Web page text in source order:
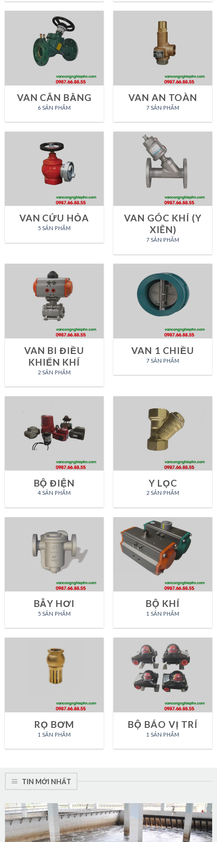
VAN CÂN BẰNG
6 SẢN PHẨM
VAN AN TOÀN
7 SẢN PHẨM
VAN CỨU HỎA
5 SẢN PHẨM
VAN GÓC KHÍ (Y
XIÊN)
7 SẢN PHẨM
VAN BI ĐIỀU
KHIỂN KHÍ
2 SẢN PHẨM
VAN 1 CHIỀU
7 SẢN PHẨM
BỘ ĐIỆN
4 SẢN PHẨM
Y LỌC
2 SẢN PHẨM
BẪY HƠI
5 SẢN PHẨM
BỘ KHÍ
1 SẢN PHẨM
RỌ BƠM
1 SẢN PHẨM
BỘ BÁO VỊ TRÍ
1 SẢN PHẨM
TIN MỚI NHẤT